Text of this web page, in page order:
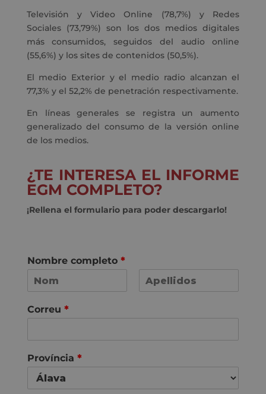
Televisión y Video Online (78,7%) y Redes
Sociales (73,79%) son los dos medios digitales
más consumidos, seguidos del audio online
(55,6%) y los sites de contenidos (50,5%).
El medio Exterior y el medio radio alcanzan el
77,3% y el 52,2% de penetración respectivamente.
En líneas generales se registra un aumento
generalizado del consumo de la versión online
de los medios.
¿TE INTERESA EL INFORME
EGM COMPLETO?
¡Rellena el formulario para poder descargarlo!
Nombre completo *
o
m
m
Correu *
Província *